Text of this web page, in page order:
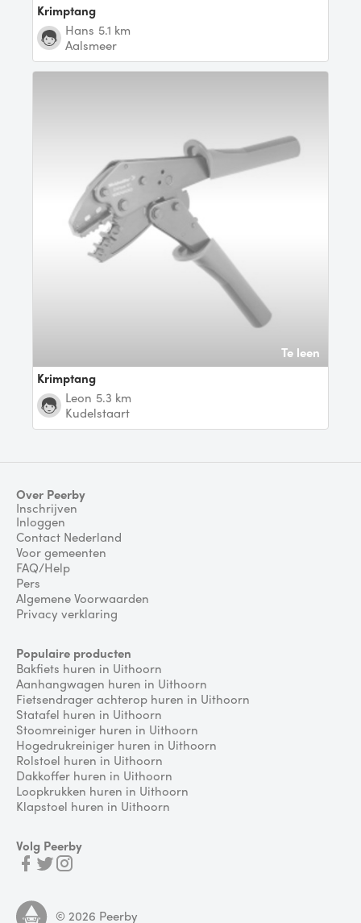
Krimptang
Hans 5.1 km
Aalsmeer
Te leen
Krimptang
Leon 5.3 km
Kudelstaart
Over Peerby
Inschrijven
Inloggen
Contact Nederland
Voor gemeenten
FAQ/Help
Pers
Algemene Voorwaarden
Privacy verklaring
Populaire producten
Bakfiets huren in Uithoorn
Aanhangwagen huren in Uithoorn
Fietsendrager achterop huren in Uithoorn
Statafel huren in Uithoorn
Stoomreiniger huren in Uithoorn
Hogedrukreiniger huren in Uithoorn
Rolstoel huren in Uithoorn
Dakkoffer huren in Uithoorn
Loopkrukken huren in Uithoorn
Klapstoel huren in Uithoorn
Volg Peerby
© 2026 Peerby